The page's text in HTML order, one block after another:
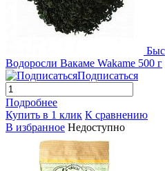
Водоросли Вакаме Wakame 500 г
Подписаться
Подробнее
Купить в 1 клик К сравнению
В избранное Недоступно